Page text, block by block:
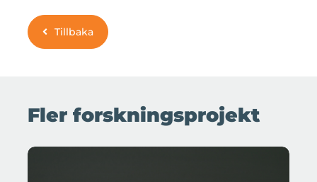
Tillbaka
Fler forskningsprojekt